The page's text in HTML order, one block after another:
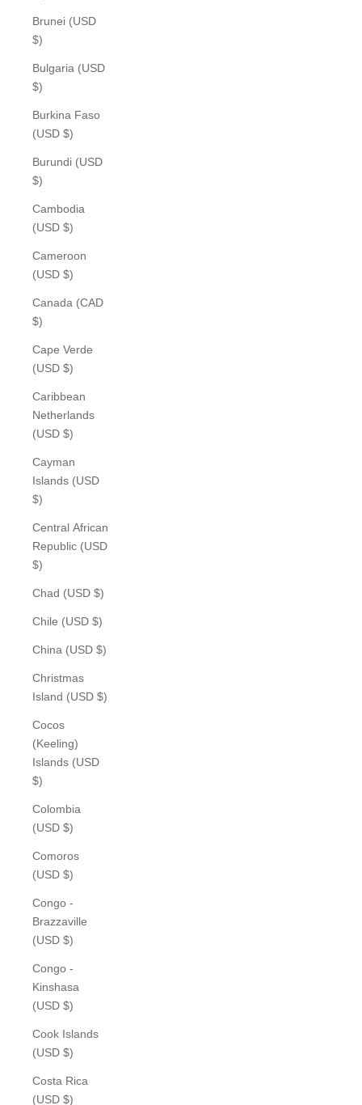
Brunei (USD
$)
Bulgaria (USD
$)
Burkina Faso
(USD $)
Burundi (USD
$)
Cambodia
(USD $)
Cameroon
(USD $)
Canada (CAD
$)
Cape Verde
(USD $)
Caribbean
Netherlands
(USD $)
Cayman
Islands (USD
$)
Central African
Republic (USD
$)
Chad (USD $)
Chile (USD $)
China (USD $)
Christmas
Island (USD $)
Cocos
(Keeling)
Islands (USD
$)
Colombia
(USD $)
Comoros
(USD $)
Congo -
Brazzaville
(USD $)
Congo -
Kinshasa
(USD $)
Cook Islands
(USD $)
Costa Rica
(USD $)